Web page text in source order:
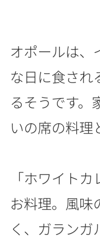
オポールは、
な日に食され
るそうです。
いの席の料理
「ホワイト
お料理。風味
く、ガラン